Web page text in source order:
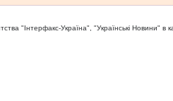
"Iнтерфакс-Україна", "Українськi Новини" в